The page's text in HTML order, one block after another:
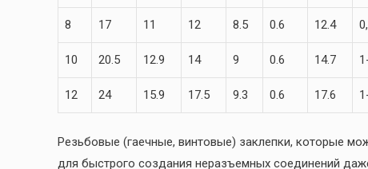
8 17 11 12 8.5 0.6 12.4
10 20.5 12.9 14 9 0.6 14.7
12 24 15.9 17.5 9.3 0.6 17.6
Резьбовые (гаечные, винтовые) заклепки, которые
для быстрого создания неразъемных соединений